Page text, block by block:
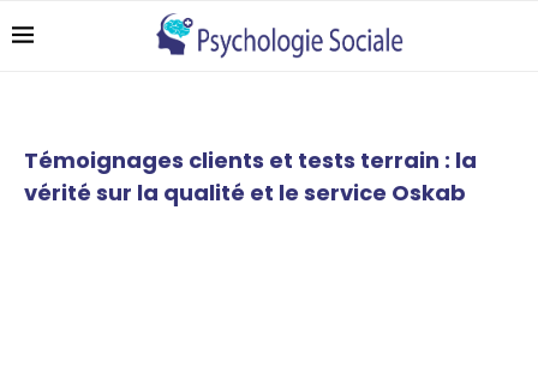
Témoignages clients et tests terrain : la
vérité sur la qualité et le service Oskab